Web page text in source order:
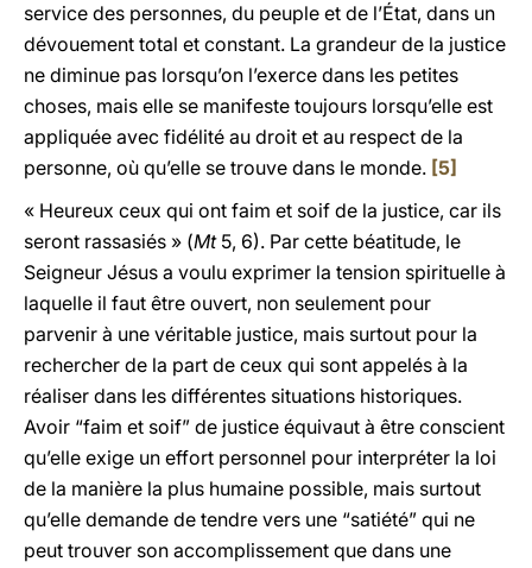
service des personnes, du peuple et de l’État, dans un
dévouement total et constant. La grandeur de la justice
ne diminue pas lorsqu’on l’exerce dans les petites
choses, mais elle se manifeste toujours lorsqu’elle est
appliquée avec fidélité au droit et au respect de la
personne, où qu’elle se trouve dans le monde. [5]
« Heureux ceux qui ont faim et soif de la justice, car ils
seront rassasiés » (Mt5, 6). Par cette béatitude, le
Seigneur Jésus a voulu exprimer la tension spirituelle à
laquelle il faut être ouvert, non seulement pour
parvenir à une véritable justice, mais surtout pour la
rechercher de la part de ceux qui sont appelés à la
réaliser dans les différentes situations historiques.
Avoir “faim et soif” de justice équivaut à être conscient
qu’elle exige un effort personnel pour interpréter la loi
de la manière la plus humaine possible, mais surtout
qu’elle demande de tendre vers une “satiété” qui ne
peut trouver son accomplissement que dans une